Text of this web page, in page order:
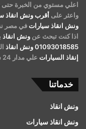
اعلي مستوي من الخبرة حتى
واعثر على أقرب ونش انقاذ
ونش انقاذ سيارات في مصر
اذا كنت تبحث عن ونش انقاذ
01093018585ونش انقاذ
إنقاذ السيارات علي مدار 24 ساعة بدون اكرامية او رسوم اضافية.
خدماتنا
ونش انقاذ
ونش انقاذ سيارات